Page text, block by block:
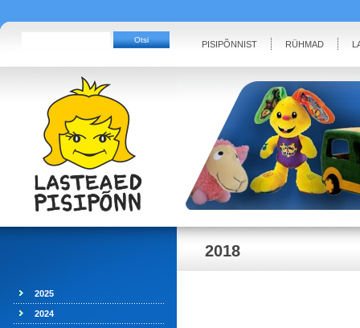
PISIPÕNNIST RÜHMAD
2025
2024
2018